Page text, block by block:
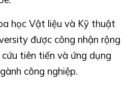
học Vật liệu và Kỹ thuật
được công nhận rộng
cứu tiên tiến và ứng dụng
công nghiệp.